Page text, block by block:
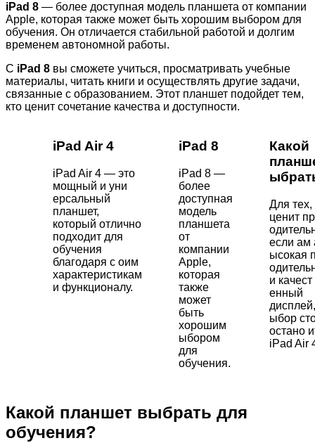
iPad 8 — более доступная модель планшета от компании
Apple, которая также может быть хорошим выбором для
обучения. Он отличается стабильной работой и долгим
временем автономной работы.
С iPad 8 вы сможете учиться, просматривать учебные
материалы, читать книги и осуществлять другие задачи,
связанные с образованием. Этот планшет подойдет тем,
кто ценит сочетание качества и доступности.
iPad Air 4
iPad Air 4 — это
мощный и уни
ерсальный
планшет,
который отлично
подходит для
обучения
благодаря с оим
характеристикам
и функционалу.
iPad 8
iPad 8 —
более
доступная
модель
планшета
от
компании
Apple,
которая
также
может
быть
хорошим
ыбором
для
обучения.
Какой
Для тех,
ценит
если ам
ысокая
и качест
енный
дисплей,
ыбор
остано
iPad Air
Какой планшет выбрать для
обучения?